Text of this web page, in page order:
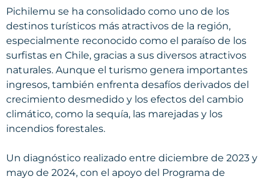
Pichilemu se ha consolidado como uno de los
destinos turísticos más atractivos de la región,
especialmente reconocido como el paraíso de los
surfistas en Chile, gracias a sus diversos atractivos
naturales. Aunque el turismo genera importantes
ingresos, también enfrenta desafíos derivados del
crecimiento desmedido y los efectos del cambio
climático, como la sequía, las marejadas y los
incendios forestales.
Un diagnóstico realizado entre diciembre de 2023 y
mayo de 2024, con el apoyo del Programa de